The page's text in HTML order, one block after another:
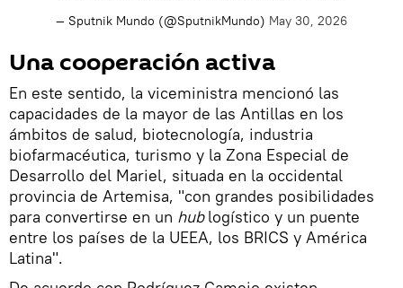
— Sputnik Mundo (@SputnikMundo) May 30, 2026
Una cooperación activa
En este sentido, la viceministra mencionó las
capacidades de la mayor de las Antillas en los
ámbitos de salud, biotecnología, industria
biofarmacéutica, turismo y la Zona Especial de
Desarrollo del Mariel, situada en la occidental
provincia de Artemisa, "con grandes posibilidades
para convertirse en un hublogístico y un puente
entre los países de la UEEA, los BRICS y América
Latina".